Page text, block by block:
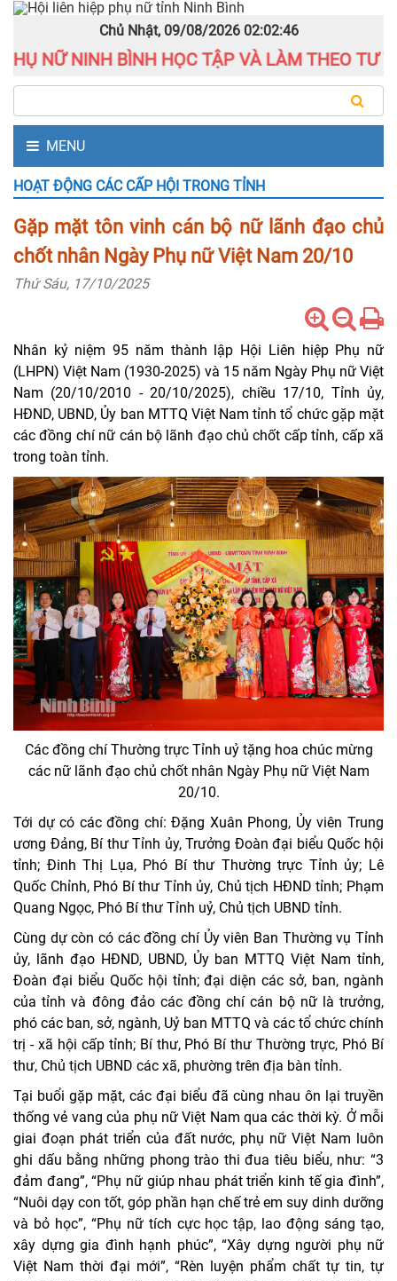
Chủ Nhật, 09/08/2026 02:02:47
NỮ NINH BÌNH HỌC TẬP VÀ LÀM THEO TƯ
MENU
HOẠT ĐỘNG CÁC CẤP HỘI TRONG TỈNH
Gặp mặt tôn vinh cán bộ nữ lãnh đạo chủ
chốt nhân Ngày Phụ nữ Việt Nam 20/10
Thứ Sáu, 17/10/2025
Nhân kỷ niệm 95 năm thành lập Hội Liên hiệp Phụ nữ
(LHPN) Việt Nam (1930-2025) và 15 năm Ngày Phụ nữ Việt
Nam (20/10/2010 - 20/10/2025), chiều 17/10, Tỉnh ủy,
HĐND, UBND, Ủy ban MTTQ Việt Nam tỉnh tổ chức gặp mặt
các đồng chí nữ cán bộ lãnh đạo chủ chốt cấp tỉnh, cấp xã
trong toàn tỉnh.
Các đồng chí Thường trực Tỉnh uỷ tặng hoa chúc mừng
các nữ lãnh đạo chủ chốt nhân Ngày Phụ nữ Việt Nam
20/10.
Tới dự có các đồng chí: Đặng Xuân Phong, Ủy viên Trung
ương Đảng, Bí thư Tỉnh ủy, Trưởng Đoàn đại biểu Quốc hội
tỉnh; Đinh Thị Lụa, Phó Bí thư Thường trực Tỉnh ủy; Lê
Quốc Chỉnh, Phó Bí thư Tỉnh ủy, Chủ tịch HĐND tỉnh; Phạm
Quang Ngọc, Phó Bí thư Tỉnh uỷ, Chủ tịch UBND tỉnh.
Cùng dự còn có các đồng chí Ủy viên Ban Thường vụ Tỉnh
ủy, lãnh đạo HĐND, UBND, Ủy ban MTTQ Việt Nam tỉnh,
Đoàn đại biểu Quốc hội tỉnh; đại diện các sở, ban, ngành
của tỉnh và đông đảo các đồng chí cán bộ nữ là trưởng,
phó các ban, sở, ngành, Uỷ ban MTTQ và các tổ chức chính
trị - xã hội cấp tỉnh; Bí thư, Phó Bí thư Thường trực, Phó Bí
thư, Chủ tịch UBND các xã, phường trên địa bàn tỉnh.
Tại buổi gặp mặt, các đại biểu đã cùng nhau ôn lại truyền
thống vẻ vang của phụ nữ Việt Nam qua các thời kỳ. Ở mỗi
giai đoạn phát triển của đất nước, phụ nữ Việt Nam luôn
ghi dấu bằng những phong trào thi đua tiêu biểu, như: “3
đảm đang”, “Phụ nữ giúp nhau phát triển kinh tế gia đình”,
“Nuôi dạy con tốt, góp phần hạn chế trẻ em suy dinh dưỡng
và bỏ học”, “Phụ nữ tích cực học tập, lao động sáng tạo,
xây dựng gia đình hạnh phúc”, “Xây dựng người phụ nữ
Việt Nam thời đại mới”, “Rèn luyện phẩm chất tự tin, tự